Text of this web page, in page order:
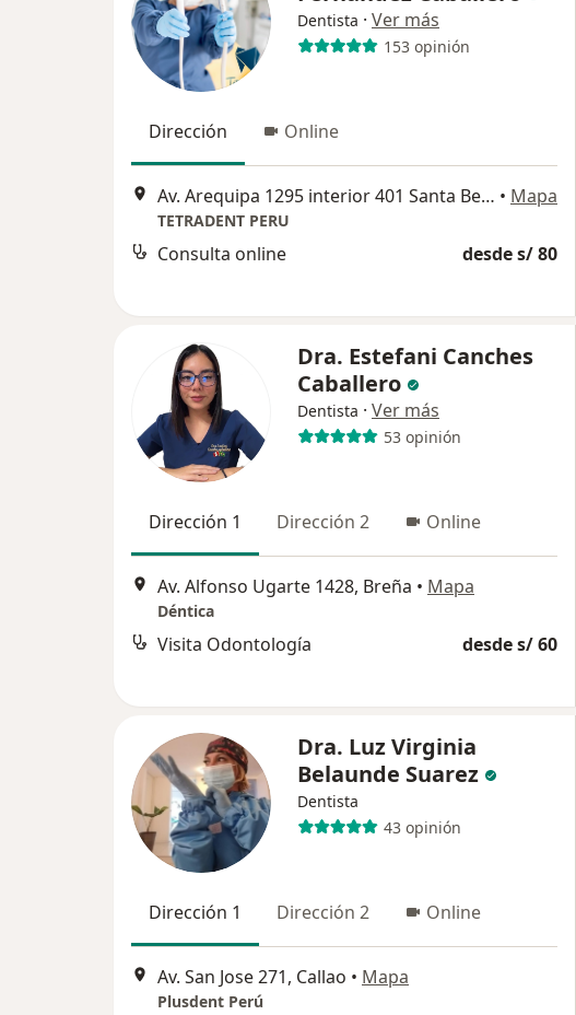
Dentista · Ver más
153 opinión
Dirección Online
Av. Arequipa 1295 interior 401 Santa Beatriz, Cercado de Lima • Mapa
TETRADENT PERU
Consulta online desde s/ 80
Dra. Estefani Canches
Caballero
Dentista · Ver más
53 opinión
Dirección 1 Dirección 2 Online
Av. Alfonso Ugarte 1428, Breña • Mapa
Déntica
Visita Odontología desde s/ 60
Dra. Luz Virginia
Belaunde Suarez
Dentista
43 opinión
Dirección 1 Dirección 2 Online
Av. San Jose 271, Callao • Mapa
Plusdent Perú